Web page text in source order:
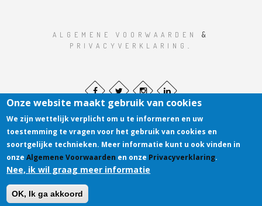
ALGEMENE VOORWAARDEN
&
PRIVACYVERKLARING .
HOSTED BY R. DIJKSTRA AUTOMATISERING
Onze website maakt gebruik van cookies
We zijn wettelijk verplicht om u te informeren en uw
toestemming te vragen voor het gebruik van cookies en
soortgelijke technieken. Meer informatie kunt u ook vinden in
onzeAlgemene Voorwaarden en onze Privacyverklaring.
Nee, ik wil graag meer informatie
OK, Ik ga akkoord